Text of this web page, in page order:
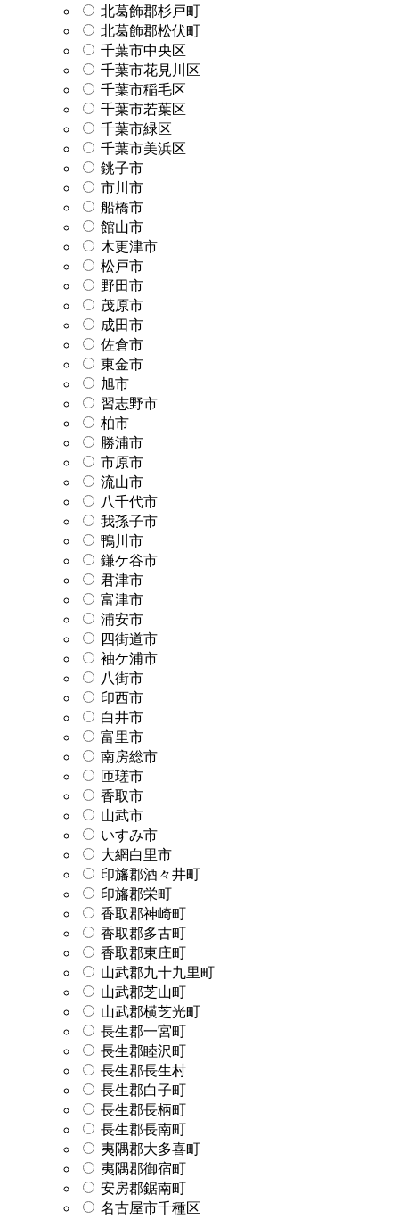
北葛飾郡杉戸町
北葛飾郡松伏町
千葉市中央区
千葉市花見川区
千葉市稲毛区
千葉市若葉区
千葉市緑区
千葉市美浜区
銚子市
市川市
船橋市
館山市
木更津市
松戸市
野田市
茂原市
成田市
佐倉市
東金市
旭市
習志野市
柏市
勝浦市
市原市
流山市
八千代市
我孫子市
鴨川市
鎌ケ谷市
君津市
富津市
浦安市
四街道市
袖ケ浦市
八街市
印西市
白井市
富里市
南房総市
匝瑳市
香取市
山武市
いすみ市
大網白里市
印旛郡酒々井町
印旛郡栄町
香取郡神崎町
香取郡多古町
香取郡東庄町
山武郡九十九里町
山武郡芝山町
山武郡横芝光町
長生郡一宮町
長生郡睦沢町
長生郡長生村
長生郡白子町
長生郡長柄町
長生郡長南町
夷隅郡大多喜町
夷隅郡御宿町
安房郡鋸南町
名古屋市千種区